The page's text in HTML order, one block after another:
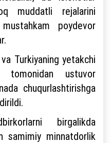
muddatli rejalarini
poydevor
Turkiyaning yetakchi
tomonidan ustuvor
chuqurlashtirishga
birgalikda
samimiy minnatdorlik